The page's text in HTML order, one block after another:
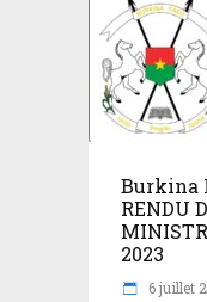
Burkina
RENDU
2023
6 juillet